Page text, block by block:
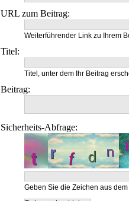
URL zum Beitrag:
Weiterführender Link zu Ihrem
Titel:
Titel, unter dem Ihr Beitrag
Beitrag:
Sicherheits-Abfrage:
Geben Sie die Zeichen aus